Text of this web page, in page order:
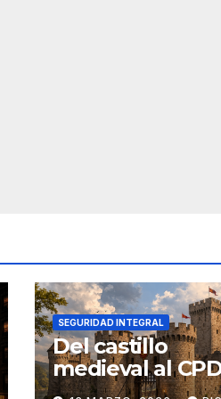
SEGURIDAD INTEGRAL
Del castillo
medieval al
seguridad por